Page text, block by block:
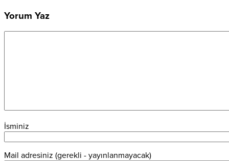
Yorum Yaz
İsminiz
Mail adresiniz (gerekli - yayınlanmayacak)